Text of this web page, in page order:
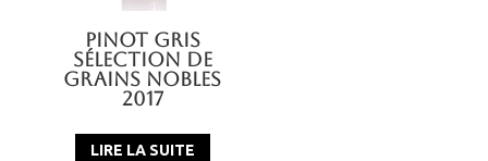
Pinot Gris
Sélection de
Grains Nobles
2017
LIRE LA SUITE